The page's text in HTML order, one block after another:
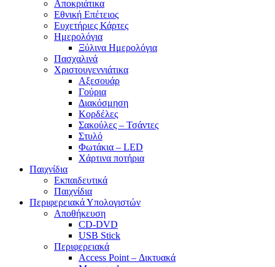
Αποκριάτικα
Εθνική Επέτειος
Ευχετήριες Κάρτες
Ημερολόγια
Ξύλινα Ημερολόγια
Πασχαλινά
Χριστουγεννιάτικα
Αξεσουάρ
Γούρια
Διακόσμηση
Κορδέλες
Σακούλες – Τσάντες
Στυλό
Φωτάκια – LED
Χάρτινα ποτήρια
Παιχνίδια
Εκπαιδευτικά
Παιχνίδια
Περιφερειακά Υπολογιστών
Αποθήκευση
CD-DVD
USB Stick
Περιφερειακά
Access Point – Δικτυακά